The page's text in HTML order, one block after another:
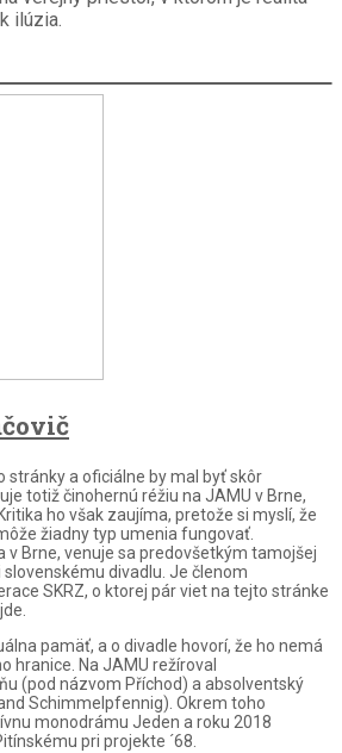
ilúzia.
stránky a oficiálne by mal byť skôr
totiž činohernú réžiu na JAMU v Brne,
ho však zaujíma, pretože si myslí, že
žiadny typ umenia fungovať.
v Brne, venuje sa predovšetkým tamojšej
divadlu. Je členom
SKRZ, o ktorej pár viet na tejto stránke
pamäť, a o divadle hovorí, že ho nemá
hranice. Na JAMU režíroval
(pod názvom Příchod) a absolventský
Schimmelpfennig). Okrem toho
monodrámu Jeden a roku 2018
pri projekte ´68.